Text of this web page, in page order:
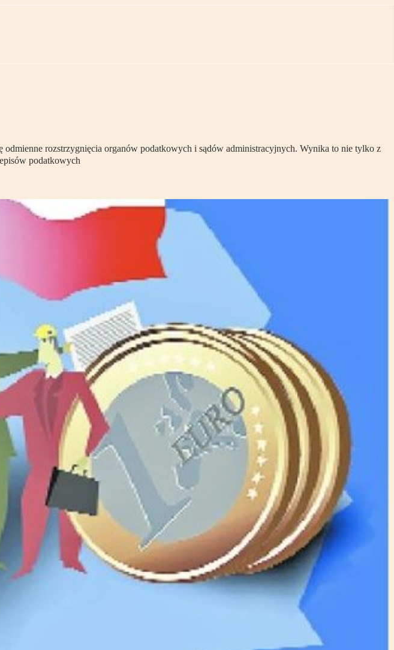
rozstrzygnięcia organów podatkowych i sądów administracyjnych. Wynika to nie tylko z
podatkowych